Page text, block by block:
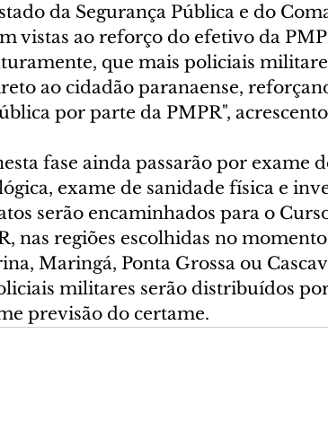
da Segurança Pública e do
vistas ao reforço do efetivo da
que mais policiais
ao cidadão paranaense,
por parte da PMPR",
fase ainda passarão por exame
exame de sanidade física e
serão encaminhados para o
nas regiões escolhidas no
Maringá, Ponta Grossa ou
militares serão distribuídos
previsão do certame.